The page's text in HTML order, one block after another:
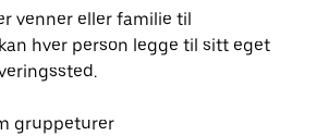
venner eller familie til
hver person legge til sitt eget
gruppeturer